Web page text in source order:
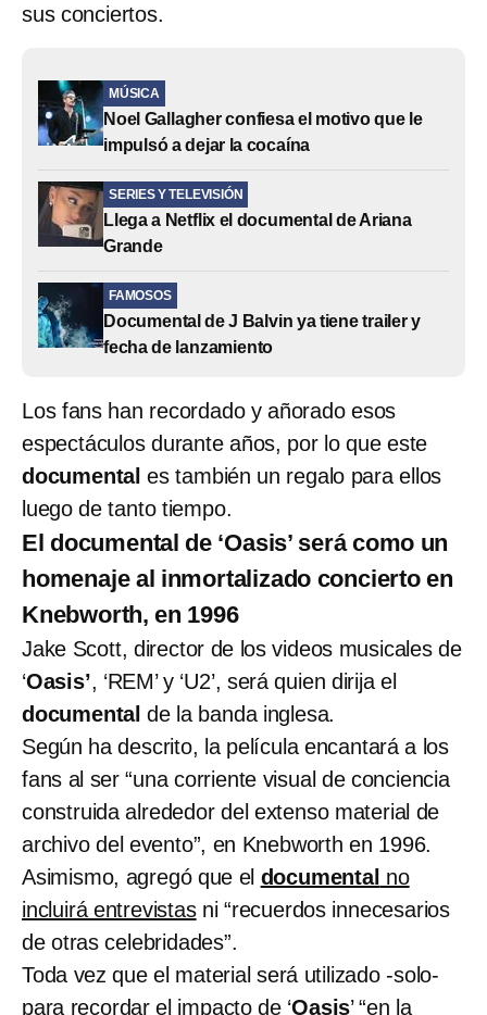
sus conciertos.
MÚSICA
Noel Gallagher confiesa el motivo que le
impulsó a dejar la cocaína
SERIES Y TELEVISIÓN
Llega a Netflix el documental de Ariana
Grande
FAMOSOS
Documental de J Balvin ya tiene trailer y
fecha de lanzamiento
Los fans han recordado y añorado esos
espectáculos durante años, por lo que este
documental es también un regalo para ellos
luego de tanto tiempo.
El documental de ‘Oasis’ será como un
homenaje al inmortalizado concierto en
Knebworth, en 1996
Jake Scott, director de los videos musicales de
‘Oasis’, ‘REM’ y ‘U2’, será quien dirija el
documental de la banda inglesa.
Según ha descrito, la película encantará a los
fans al ser “una corriente visual de conciencia
construida alrededor del extenso material de
archivo del evento”, en Knebworth en 1996.
Asimismo, agregó que el documental no
incluirá entrevistasni “recuerdos innecesarios
de otras celebridades”.
Toda vez que el material será utilizado -solo-
para recordar el impacto de ‘Oasis’ “en la